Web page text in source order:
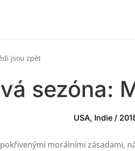
jsou zpět
sezóna:
USA, Indie /
morálními zásadami,